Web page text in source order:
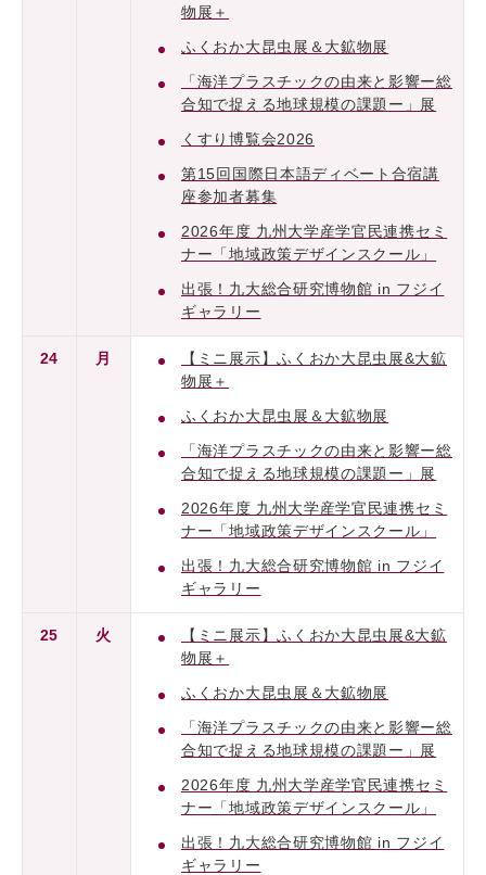
物展＋
ふくおか大昆虫展＆大鉱物展
「海洋プラスチックの由来と影響ー総
合知で捉える地球規模の課題ー」展
くすり博覧会2026
第15回国際日本語ディベート合宿講
座参加者募集
2026年度 九州大学産学官民連携セミ
ナー「地域政策デザインスクール」
出張！九大総合研究博物館 in フジイ
ギャラリー
24 月
【ミニ展示】ふくおか大昆虫展&大鉱
物展＋
ふくおか大昆虫展＆大鉱物展
「海洋プラスチックの由来と影響ー総
合知で捉える地球規模の課題ー」展
2026年度 九州大学産学官民連携セミ
ナー「地域政策デザインスクール」
出張！九大総合研究博物館 in フジイ
ギャラリー
25 火
【ミニ展示】ふくおか大昆虫展&大鉱
物展＋
ふくおか大昆虫展＆大鉱物展
「海洋プラスチックの由来と影響ー総
合知で捉える地球規模の課題ー」展
2026年度 九州大学産学官民連携セミ
ナー「地域政策デザインスクール」
出張！九大総合研究博物館 in フジイ
ギャラリー